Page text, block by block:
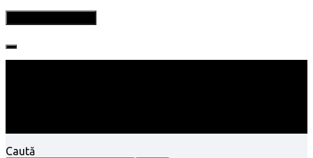
Caută